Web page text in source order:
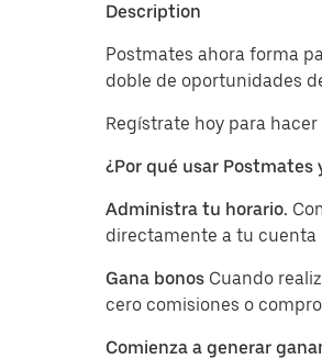
Description
Postmates ahora forma
doble de oportunidades
Regístrate hoy para
¿Por qué usar Postmates
Administra tu horario.
directamente a tu cuenta
Gana bonos Cuando
cero comisiones o
Comienza a generar